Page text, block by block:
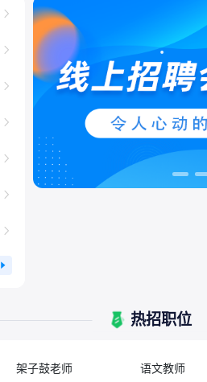
热招职位
架子鼓老师 语文教师